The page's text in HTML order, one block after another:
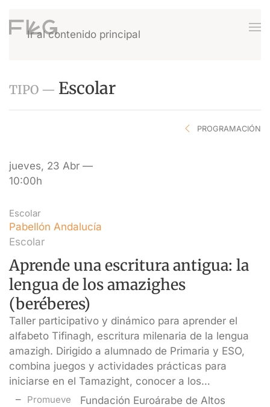
Ir al contenido principal
TIPO — Escolar
PROGRAMACIÓN
jueves, 23 Abr —
10:00h
Escolar
Pabellón Andalucía
Escolar
Aprende una escritura antigua: la
lengua de los amazighes
(beréberes)
Taller participativo y dinámico para aprender el
alfabeto Tifinagh, escritura milenaria de la lengua
amazigh. Dirigido a alumnado de Primaria y ESO,
combina juegos y actividades prácticas para
iniciarse en el Tamazight, conocer a los…
Promueve
Fundación Euroárabe de Altos